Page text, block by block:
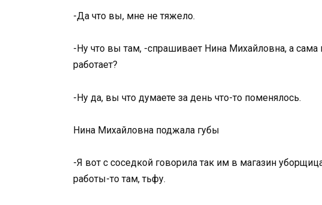
-Да что вы, мне не тяжело.
-Ну что вы там, -спрашивает Нина Михайловна, а сама
работает?
-Ну да, вы что думаете за день что-то поменялось.
Нина Михайловна поджала губы
-Я вот с соседкой говорила так им в магазин
работы-то там, тьфу.